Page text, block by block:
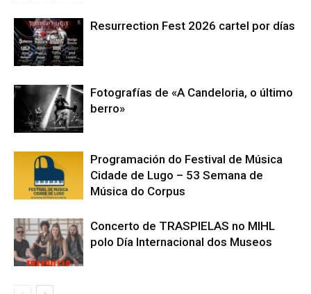
Resurrection Fest 2026 cartel por días
Fotografías de «A Candeloria, o último
berro»
Programación do Festival de Música
Cidade de Lugo – 53 Semana de
Música do Corpus
Concerto de TRASPIELAS no MIHL
polo Día Internacional dos Museos